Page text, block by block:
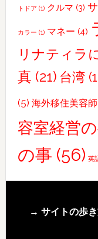
り
に
っ
て
ま
し
た
トドア (1) クルマ (3)
カラー (1) マネー (4)
リナティラ
真 (21) 台湾
(5) 海外移住美容師
容室経営
の事 (56) 英
Footer
→ サイトの歩